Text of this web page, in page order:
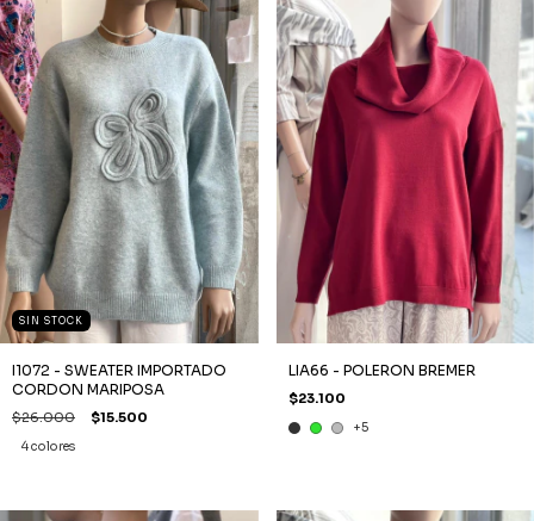
SIN STOCK
I1072 - SWEATER IMPORTADO
CORDON MARIPOSA
$26.000 $15.500
4 colores
LIA66 - POLERON BREMER
$23.100
+5